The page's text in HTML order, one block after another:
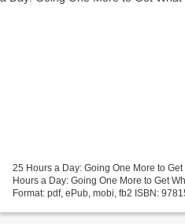
25 Hours a Day: Going One More to
Hours a Day: Going One More to Get
Format: pdf, ePub, mobi, fb2 ISBN: